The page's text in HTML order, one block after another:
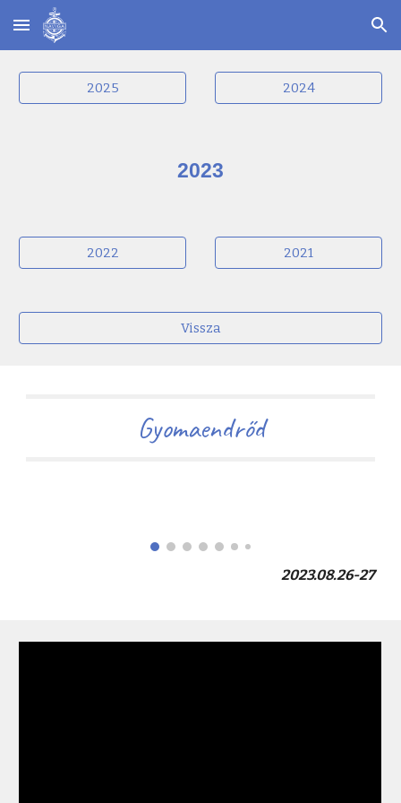
Skip to main content Skip to navigation
2025 2024
2023
2022 2021
Vissza
Gyomaendrőd
2023.08.26-27